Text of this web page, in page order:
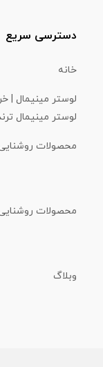
دسترسی سریع
خانه
لوستر مینیمال |
لوستر مینیمال ترند
محصولات
محصولات روشنایی
وبلاگ